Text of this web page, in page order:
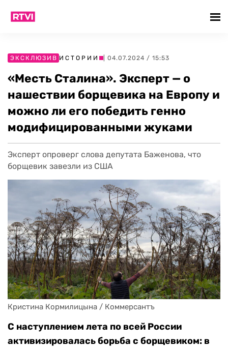
ЭКСКЛЮЗИВ ИСТОРИИ | 04.07.2024 / 15:53
«Месть Сталина». Эксперт — о
нашествии борщевика на Европу и
можно ли его победить генно
модифицированными жуками
Эксперт опроверг слова депутата Баженова, что
борщевик завезли из США
Кристина Кормилицына / Коммерсантъ
С наступлением лета по всей России
активизировалась борьба с борщевиком: в